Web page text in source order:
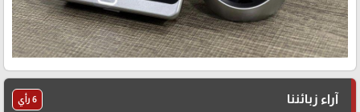
آراء زبائننا 6 رأي